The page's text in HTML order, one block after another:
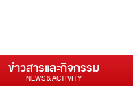
ข่าวสารและกิจกรรม
NEWS & ACTIVITY